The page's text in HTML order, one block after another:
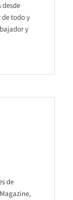
desde
todo y
y
de